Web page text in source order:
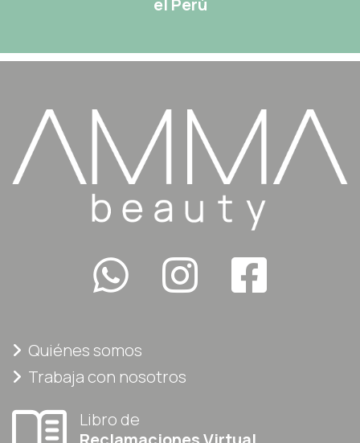
el Perú
Quiénes somos
Trabaja con nosotros
Libro de